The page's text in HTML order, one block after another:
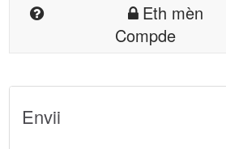
Eth mèn
Compde
Envii